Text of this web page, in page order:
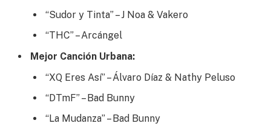
“Sudor y Tinta” – J Noa & Vakero
“THC” – Arcángel
Mejor Canción Urbana:
“XQ Eres Así” – Álvaro Díaz & Nathy Peluso
“DTmF” – Bad Bunny
“La Mudanza” – Bad Bunny